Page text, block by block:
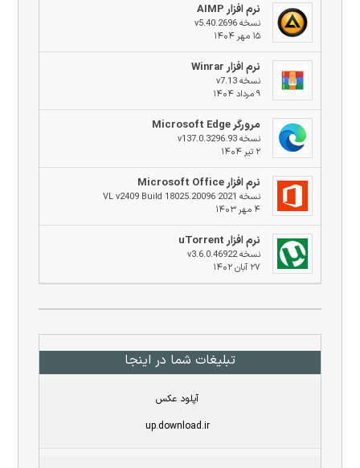
نرم افزار AIMP
نسخه v5.40.2696
۱۵ مهر ۱۴۰۴
نرم افزار Winrar
نسخه v7.13
۹ مرداد ۱۴۰۴
مرورگر Microsoft Edge
نسخه v137.0.3296.93
۲ تیر ۱۴۰۴
نرم افزار Microsoft Office
نسخه 2021 VL v2409 Build 18025.20096
۴ مهر ۱۴۰۳
نرم افزار uTorrent
نسخه v3.6.0.46922
۲۷ آبان ۱۴۰۲
تبلیغات شما در اینجا
آپلود عکس
up.download.ir